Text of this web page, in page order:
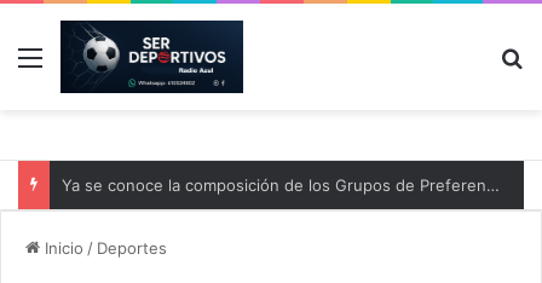
Menú
Ya se conoce la composición de los Grupos de Preferente y el calendario
Inicio / Deportes